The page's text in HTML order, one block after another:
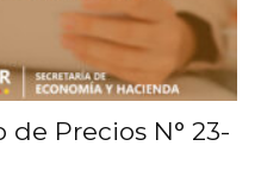
de Precios N° 23-